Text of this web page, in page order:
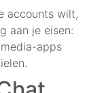
accounts wilt,
aan je eisen:
apps